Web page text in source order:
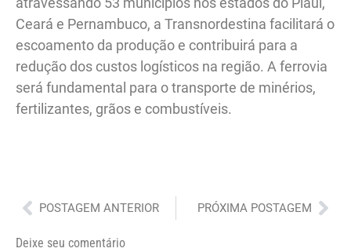
Ceará e Pernambuco, a Transnordestina facilitará o
escoamento da produção e contribuirá para a
redução dos custos logísticos na região. A ferrovia
será fundamental para o transporte de minérios,
fertilizantes, grãos e combustíveis.
Anterior
POSTAGEM ANTERIOR PRÓXIMA POSTAGEM
Deixe seu comentário